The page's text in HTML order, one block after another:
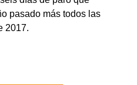
pasado más todos las
2017.